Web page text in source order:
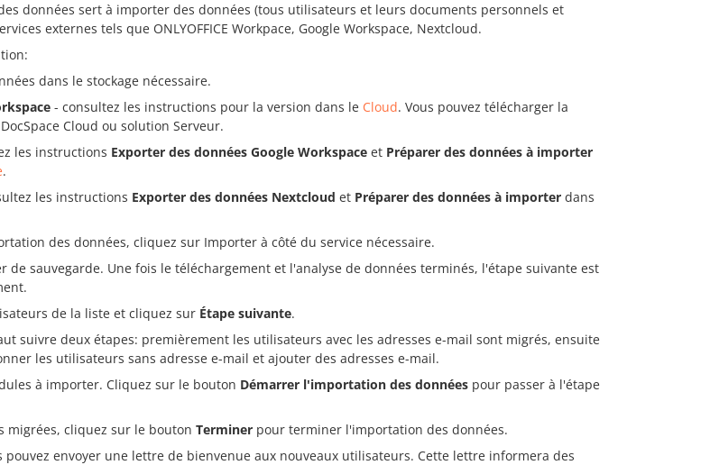
données sert à importer des données (tous utilisateurs et leurs documents personnels et
externes tels que ONLYOFFICE Workpace, Google Workspace, Nextcloud.
dans le stockage nécessaire.
- consultez les instructions pour la version dans le Cloud. Vous pouvez télécharger la
Cloud ou solution Serveur.
les instructions Exporter des données Google Workspace et Préparer des données à importer
.
les instructions Exporter des données Nextcloud et Préparer des données à importer dans
des données, cliquez sur Importer à côté du service nécessaire.
de sauvegarde. Une fois le téléchargement et l'analyse de données terminés, l'étape suivante est
de la liste et cliquez sur Étape suivante.
suivre deux étapes: premièrement les utilisateurs avec les adresses e-mail sont migrés, ensuite
les utilisateurs sans adresse e-mail et ajouter des adresses e-mail.
à importer. Cliquez sur le bouton Démarrer l'importation des données pour passer à l'étape
migrées, cliquez sur le bouton Terminer pour terminer l'importation des données.
pouvez envoyer une lettre de bienvenue aux nouveaux utilisateurs. Cette lettre informera des